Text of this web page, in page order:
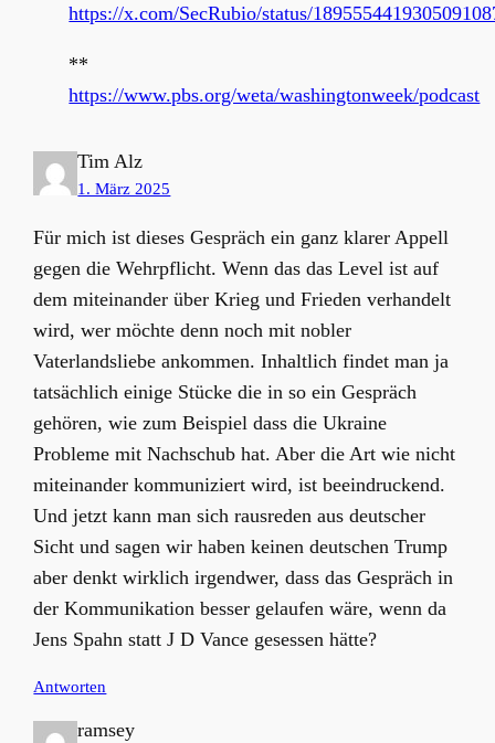
https://x.com/SecRubio/status/
**
https://www.pbs.org/weta/washingtonweek/podcast
Tim Alz
1. März 2025
Für mich ist dieses Gespräch ein ganz klarer Appell
gegen die Wehrpflicht. Wenn das das Level ist auf
dem miteinander über Krieg und Frieden verhandelt
wird, wer möchte denn noch mit nobler
Vaterlandsliebe ankommen. Inhaltlich findet man ja
tatsächlich einige Stücke die in so ein Gespräch
gehören, wie zum Beispiel dass die Ukraine
Probleme mit Nachschub hat. Aber die Art wie nicht
miteinander kommuniziert wird, ist beeindruckend.
Und jetzt kann man sich rausreden aus deutscher
Sicht und sagen wir haben keinen deutschen Trump
aber denkt wirklich irgendwer, dass das Gespräch in
der Kommunikation besser gelaufen wäre, wenn da
Jens Spahn statt J D Vance gesessen hätte?
Antworten
ramsey